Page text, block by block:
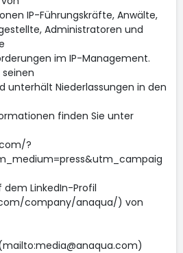
IP-Führungskräfte, Anwälte,
Administratoren und
im IP-Management.
unterhält Niederlassungen in den
finden Sie unter
?
LinkedIn-Profil
company/anaqua/) von